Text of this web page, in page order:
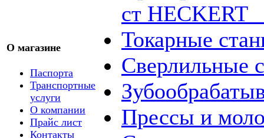
О магазине
Паспорта
Транспортные
услуги
О компании
Прайс лист
Контакты
ст HECKERT
Токарные
Сверлильные
Прессы и